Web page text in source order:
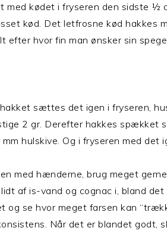
med kødet i fryseren den sidste ½
kød. Det letfrosne kød hakkes
efter hvor fin man ønsker sin
sættes det igen i fryseren,
2 gr. Derefter hakkes spækket
hulskive. Og i fryseren med det
med hænderne, brug meget
af is-vand og cognac i, bland
og se hvor meget farsen kan
Når det er blandet godt,